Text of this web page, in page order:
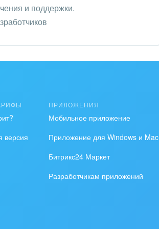
и поддержки.
версия
ПРИЛОЖЕНИЯ
Мобильное приложение
Приложение для Windows и Mac
Битрикс24 Маркет
Разработчикам приложений